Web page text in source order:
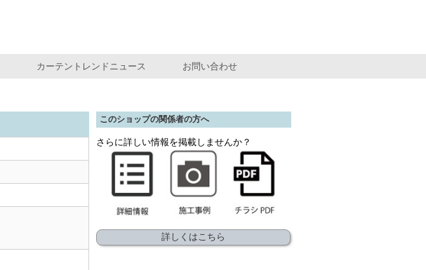
カーテントレンドニュース お問い合わせ
このショップの関係者の方へ
さらに詳しい情報を掲載しませんか？
詳しくはこちら